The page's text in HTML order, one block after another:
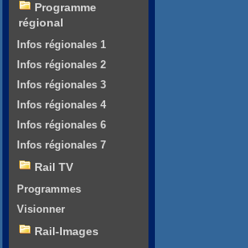
Programme
régional
Infos régionales 1
Infos régionales 2
Infos régionales 3
Infos régionales 4
Infos régionales 6
Infos régionales 7
Rail TV
Programmes
Visionner
Rail-Images